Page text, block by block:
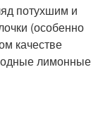
потухшим и
(особенно
качестве
лимонные